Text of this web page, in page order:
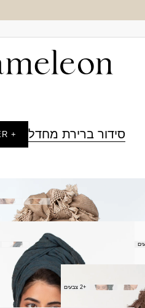
סידור ברירת מחדל + FILTER
אביבה
מטפחת סודות
+2 צבעים